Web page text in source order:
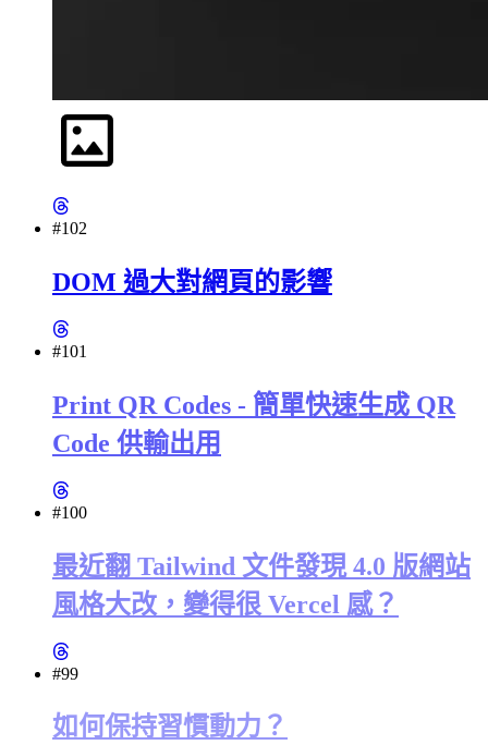
#102
DOM 過大對網頁的影響
#101
Print QR Codes - 簡單快速生成 QR
Code 供輸出用
#100
最近翻 Tailwind 文件發現 4.0 版網站
風格大改，變得很 Vercel 感？
#99
如何保持習慣動力？